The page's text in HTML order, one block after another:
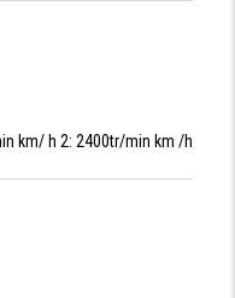
km/ h 2: 2400tr/min km /h